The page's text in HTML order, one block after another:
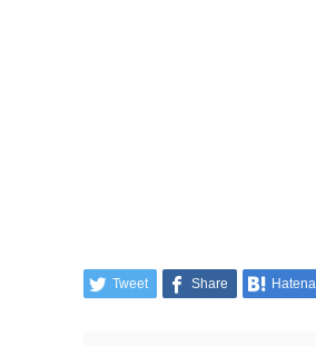
Tweet Share Hatena